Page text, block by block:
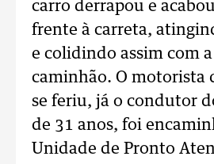
carro derrapou e
frente à carreta,
e colidindo assim com
caminhão. O motorista
se feriu, já o condutor
de 31 anos, foi
Unidade de Pronto